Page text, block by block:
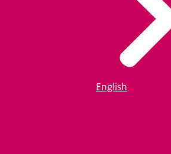
English